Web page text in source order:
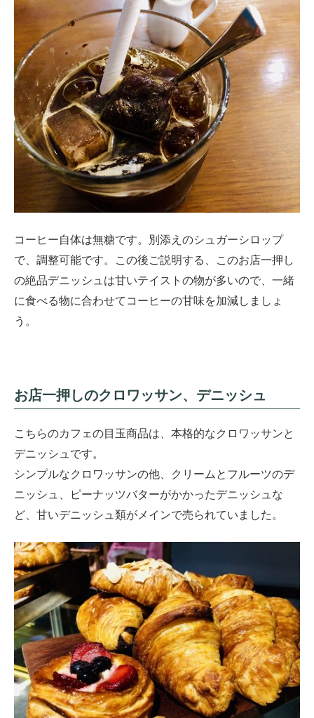
コーヒー自体は無糖です。別添えのシュガーシロップ
で、調整可能です。この後ご説明する、このお店一押し
の絶品デニッシュは甘いテイストの物が多いので、一緒
に食べる物に合わせてコーヒーの甘味を加減しましょ
う。
お店一押しのクロワッサン、デニッシュ
こちらのカフェの目玉商品は、本格的なクロワッサンと
デニッシュです。
シンプルなクロワッサンの他、クリームとフルーツのデ
ニッシュ、ピーナッツバターがかかったデニッシュな
ど、甘いデニッシュ類がメインで売られていました。